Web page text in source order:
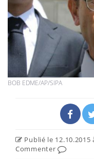
BOB EDME/AP/SIPA
Publié le 12.10.2015
Commenter